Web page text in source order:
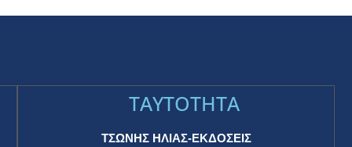
TAYTOTHTA
ΤΣΩΝΗΣ ΗΛΙΑΣ-ΕΚΔΟΣΕΙΣ